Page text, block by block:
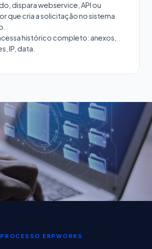
dispara webservice, API ou
que cria a solicitação no sistema
histórico completo: anexos,
IP, data.
PROCESSO ERPWORKS